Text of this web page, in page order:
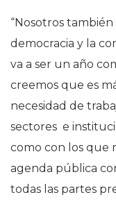
“Nosotros
democracia y la
va a ser un año
creemos que es
necesidad de
sectores e
como con los que
agenda pública
todas las partes